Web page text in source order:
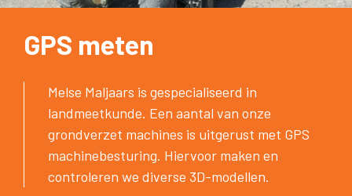
GPS meten
Melse Maljaars is gespecialiseerd in
landmeetkunde. Een aantal van onze
grondverzet machines is uitgerust met GPS
machinebesturing. Hiervoor maken en
controleren we diverse 3D-modellen.